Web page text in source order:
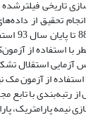
تاریخی
برای انجام تحقیق
استفاده از
آزمایی استقلال
استفاده از آزمون
رتبه‌بندی با تابع
پارامتریک،